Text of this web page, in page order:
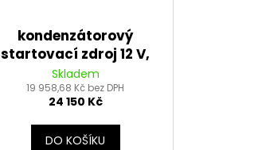
kondenzátorový
startovací zdroj 12 V,
GYS GYSCAP 12 V
Skladem
19 958,68 Kč bez DPH
24 150 Kč
DO KOŠÍKU